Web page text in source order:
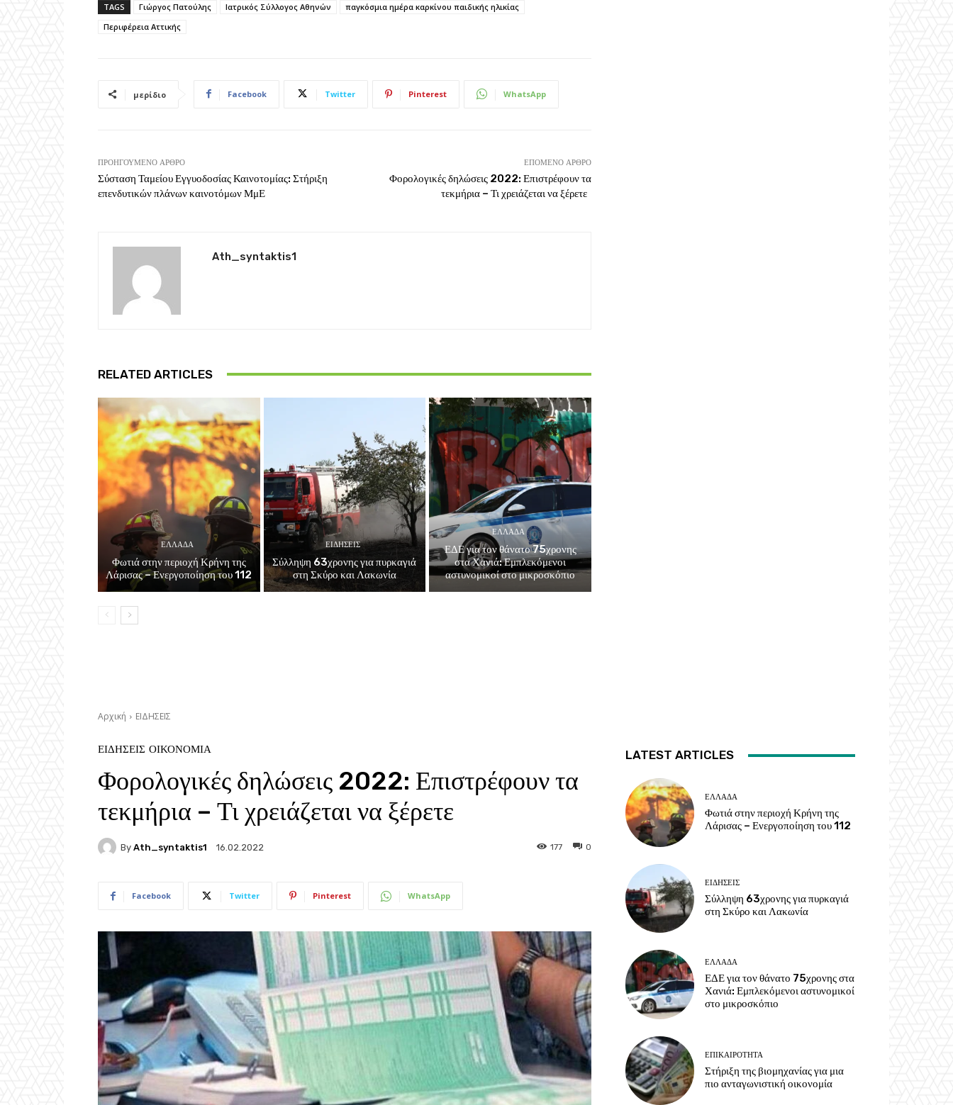
TAGS Γιώργος Πατούλης Ιατρικός Σύλλογος Αθηνών
παγκόσμια ημέρα καρκίνου παιδικής ηλικίας
Περιφέρεια Αττικής
μερίδιο Facebook Twitter Pinterest WhatsApp
ΠΡΟΗΓΟΎΜΕΝΟ ΆΡΘΡΟ
Σύσταση Ταμείου Εγγυοδοσίας Καινοτομίας: Στήριξη
επενδυτικών πλάνων καινοτόμων ΜμΕ
ΕΠΌΜΕΝΟ ΆΡΘΡΟ
Φορολογικές δηλώσεις 2022: Επιστρέφουν τα
τεκμήρια – Τι χρειάζεται να ξέρετε
Ath_syntaktis1
RELATED ARTICLES
ΕΛΛΑΔΑ
Φωτιά στην περιοχή Κρήνη της
Λάρισας – Ενεργοποίηση του 112
ΕΙΔΗΣΕΙΣ
Σύλληψη 63χρονης για πυρκαγιά
στη Σκύρο και Λακωνία
ΕΛΛΑΔΑ
ΕΔΕ για τον θάνατο 75χρονης
στα Χανιά: Εμπλεκόμενοι
αστυνομικοί στο μικροσκόπιο